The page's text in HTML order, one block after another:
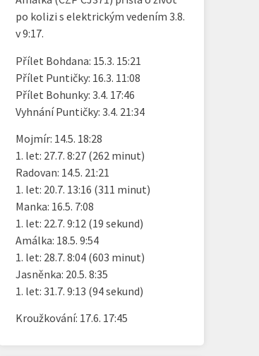
po kolizi s elektrickým vedením 3.8.
v 9:17.
Přílet Bohdana: 15.3. 15:21
Přílet Puntičky: 16.3. 11:08
Přílet Bohunky: 3.4. 17:46
Vyhnání Puntičky: 3.4. 21:34
Mojmír: 14.5. 18:28
1. let: 27.7. 8:27 (262 minut)
Radovan: 14.5. 21:21
1. let: 20.7. 13:16 (311 minut)
Manka: 16.5. 7:08
1. let: 22.7. 9:12 (19 sekund)
Amálka: 18.5. 9:54
1. let: 28.7. 8:04 (603 minut)
Jasněnka: 20.5. 8:35
1. let: 31.7. 9:13 (94 sekund)
Kroužkování: 17.6. 17:45